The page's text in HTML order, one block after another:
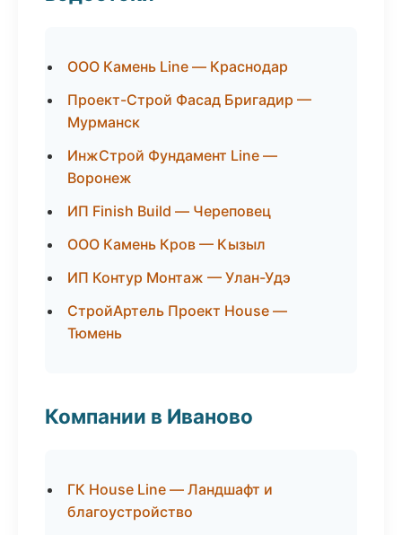
ООО Камень Line — Краснодар
Проект-Строй Фасад Бригадир —
Мурманск
ИнжСтрой Фундамент Line —
Воронеж
ИП Finish Build — Череповец
ООО Камень Кров — Кызыл
ИП Контур Монтаж — Улан-Удэ
СтройАртель Проект House —
Тюмень
Компании в Иваново
ГК House Line — Ландшафт и
благоустройство